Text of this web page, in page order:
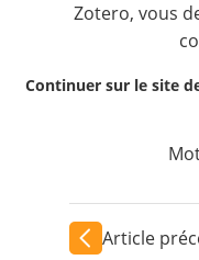
Zotero, vous
Continuer sur le site
Article